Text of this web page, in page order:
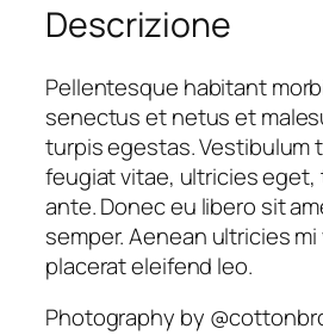
g
i
n
a
l
e
e
r
a
:
2
u
a
l
e
è
:
2
0
,
0
0
e
n
q
u
a
n
t
i
t
à
Descrizione
Pellentesque habitant
senectus et netus et
turpis egestas. Vestibulum
feugiat vitae, ultricies eget,
ante. Donec eu libero sit
semper. Aenean ultricies
placerat eleifend leo.
Photography by